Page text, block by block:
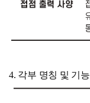
4. 각부 명칭 및 기능